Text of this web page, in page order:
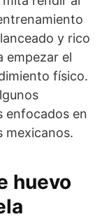
y rico
empezar el
físico.
enfocados en
mexicanos.
huevo